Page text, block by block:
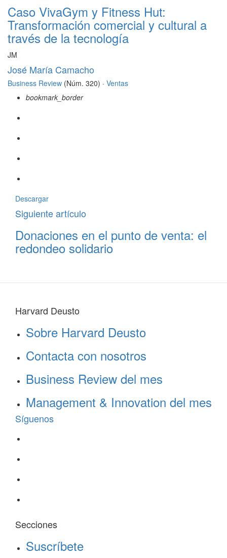
Caso VivaGym y Fitness Hut:
Transformación comercial y cultural a
través de la tecnología
JM
José María Camacho
Business Review (Núm. 320) · Ventas
bookmark_border
Descargar
Siguiente artículo
Donaciones en el punto de venta: el
redondeo solidario
Harvard Deusto
Sobre Harvard Deusto
Contacta con nosotros
Business Review del mes
Management & Innovation del mes
Síguenos
Secciones
Suscríbete